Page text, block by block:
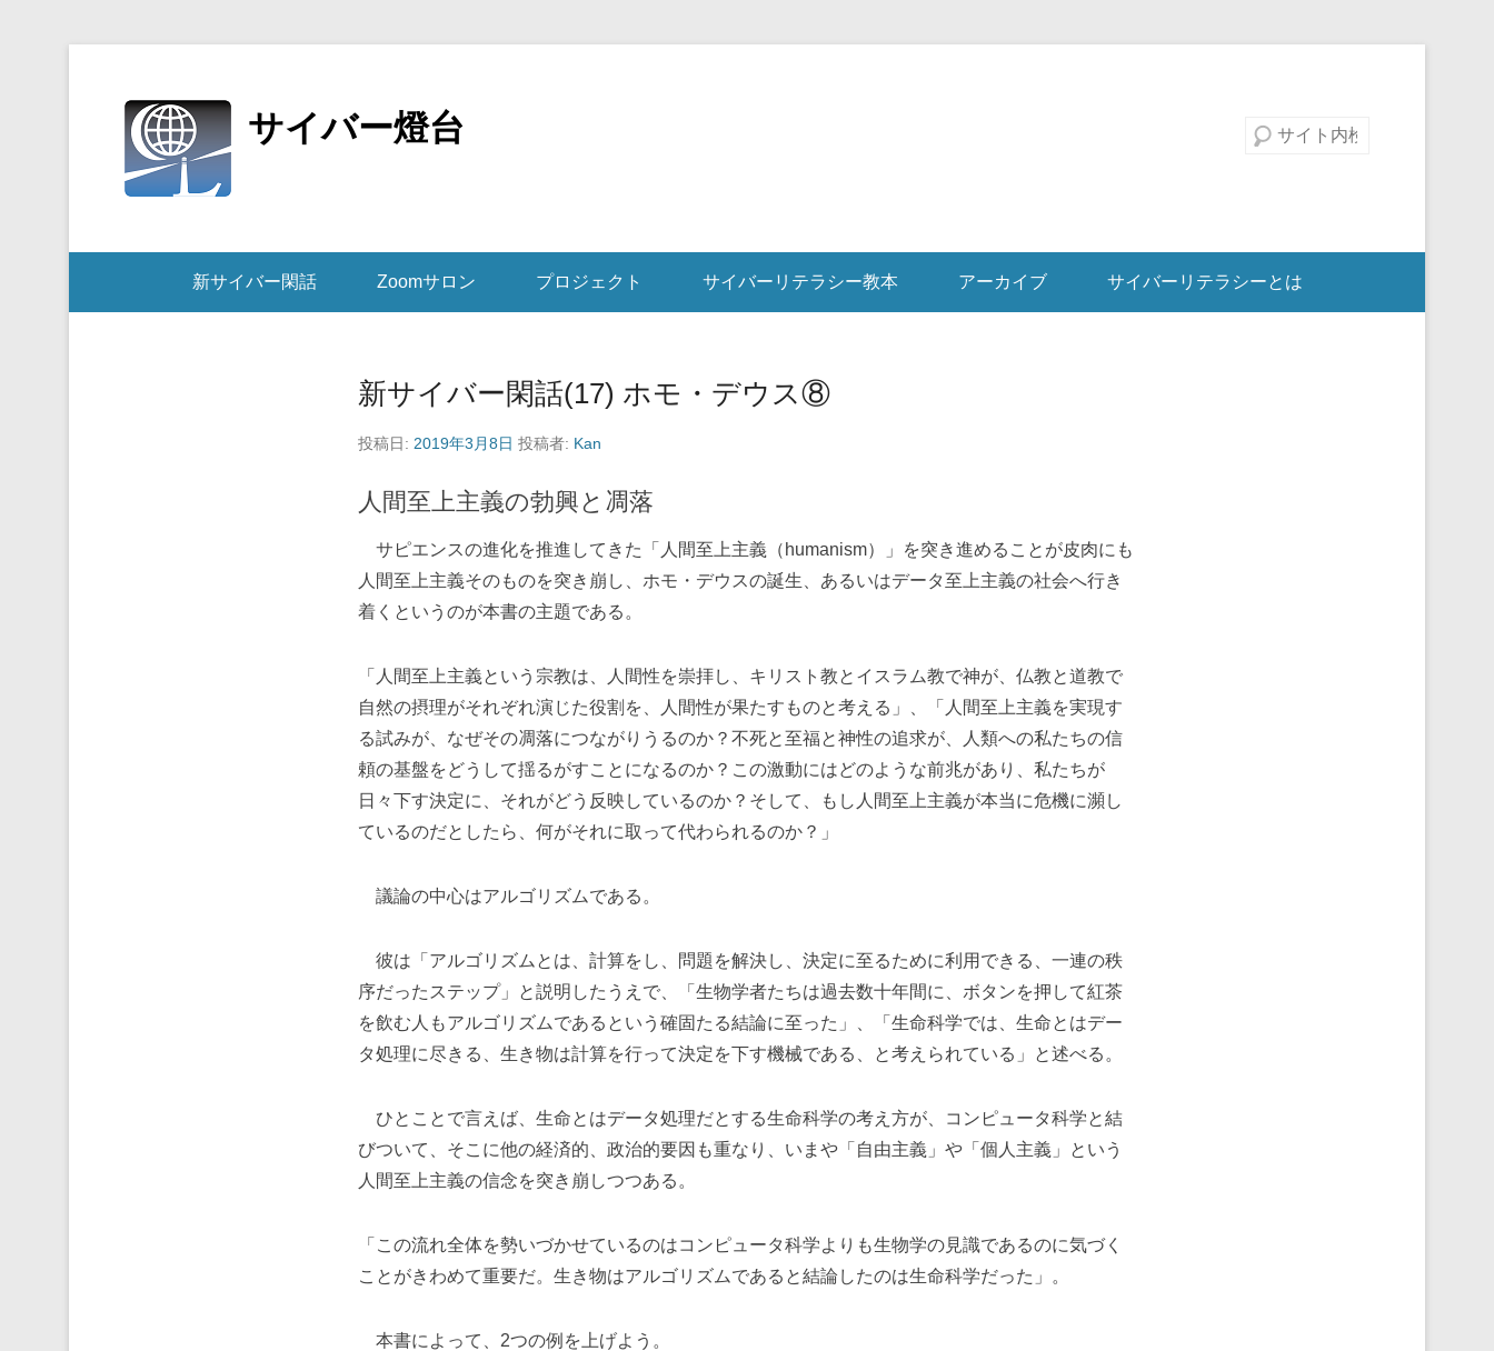
サイバー燈台 検索
新サイバー閑話 Zoomサロン プロジェクト サイバーリテラシー教本 アーカイブ サイバーリテラシーとは
新サイバー閑話(17) ホモ・デウス⑧
投稿日: 2019年3月8日 投稿者: Kan
人間至上主義の勃興と凋落
サピエンスの進化を推進してきた「人間至上主義（humanism）」を突き進めることが皮肉にも
人間至上主義そのものを突き崩し、ホモ・デウスの誕生、あるいはデータ至上主義の社会へ行き
着くというのが本書の主題である。
「人間至上主義という宗教は、人間性を崇拝し、キリスト教とイスラム教で神が、仏教と道教で
自然の摂理がそれぞれ演じた役割を、人間性が果たすものと考える」、「人間至上主義を実現す
る試みが、なぜその凋落につながりうるのか？不死と至福と神性の追求が、人類への私たちの信
頼の基盤をどうして揺るがすことになるのか？この激動にはどのような前兆があり、私たちが
日々下す決定に、それがどう反映しているのか？そして、もし人間至上主義が本当に危機に瀕し
ているのだとしたら、何がそれに取って代わられるのか？」
議論の中心はアルゴリズムである。
彼は「アルゴリズムとは、計算をし、問題を解決し、決定に至るために利用できる、一連の秩
序だったステップ」と説明したうえで、「生物学者たちは過去数十年間に、ボタンを押して紅茶
を飲む人もアルゴリズムであるという確固たる結論に至った」、「生命科学では、生命とはデー
タ処理に尽きる、生き物は計算を行って決定を下す機械である、と考えられている」と述べる。
ひとことで言えば、生命とはデータ処理だとする生命科学の考え方が、コンピュータ科学と結
びついて、そこに他の経済的、政治的要因も重なり、いまや「自由主義」や「個人主義」という
人間至上主義の信念を突き崩しつつある。
「この流れ全体を勢いづかせているのはコンピュータ科学よりも生物学の見識であるのに気づく
ことがきわめて重要だ。生き物はアルゴリズムであると結論したのは生命科学だった」。
本書によって、2つの例を上げよう。